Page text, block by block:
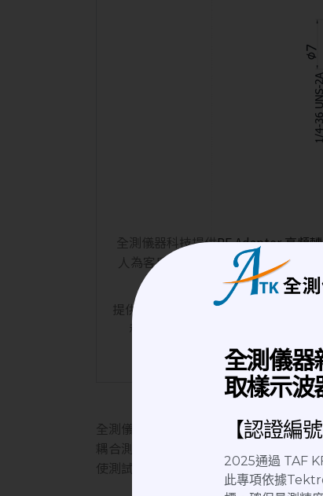
全測儀器科技提供RF Adapter 高頻
人為客戶提供最佳解決方案。適用
提供鍍金,鍍鎳,不鏽鋼不同材質的
科技提供
全測儀器科技位於桃園中壢區，新屋交
耦合測試、發射機輻射功率測試、接收
使測試更精確，隔離測試設備干擾，多
全測儀器
取樣示波
【認證編
2025通過 TAF
此專項依據